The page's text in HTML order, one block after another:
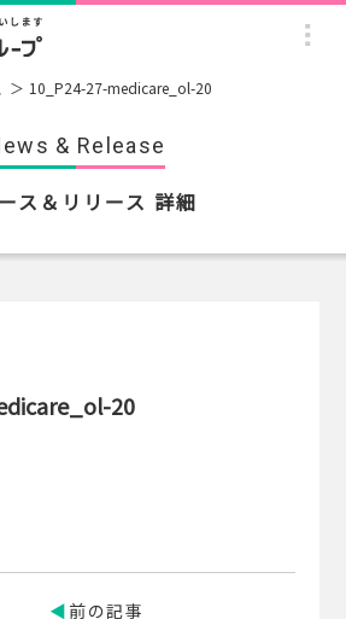
10_P24-27-medicare_ol-20
& Release
ス＆リリース 詳細
20
前の記事